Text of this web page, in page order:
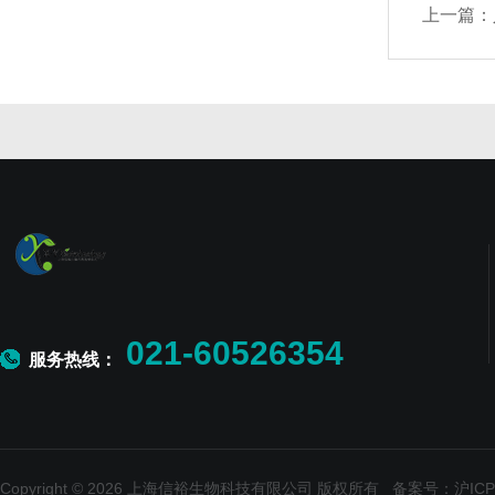
上一篇：
服务热线： 021-60526354
Copyright © 2026 上海信裕生物科技有限公司 版权所有 备案号：沪